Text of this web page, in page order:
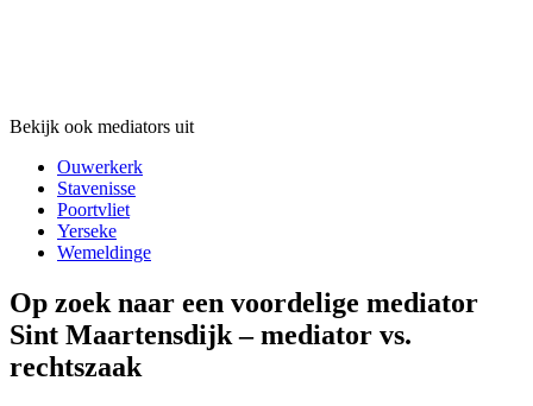
Bekijk ook mediators uit
Ouwerkerk
Stavenisse
Poortvliet
Yerseke
Wemeldinge
Op zoek naar een voordelige mediator
Sint Maartensdijk – mediator vs.
rechtszaak